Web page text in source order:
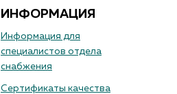
ИНФОРМАЦИЯ
Информация для
специалистов отдела
снабжения
Сертификаты качества